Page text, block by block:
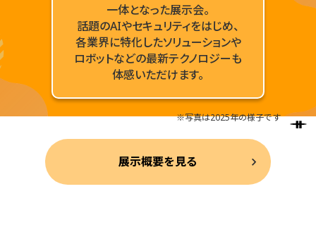
一体となった展示会。
話題のAIやセキュリティをはじめ、
各業界に特化したソリューションや
ロボットなどの最新テクノロジーも
体感いただけます。
※写真は2025年の様子です
展示概要を見る